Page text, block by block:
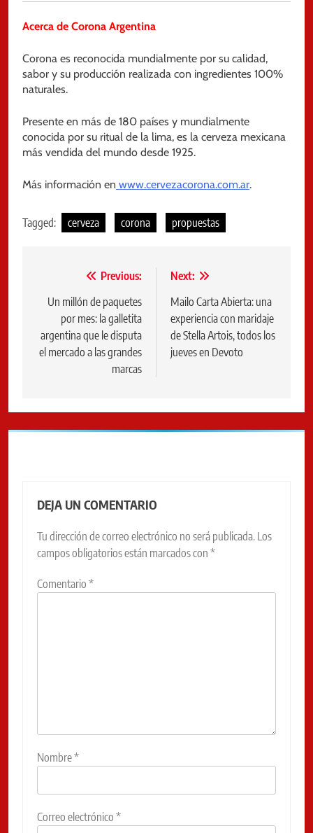
Acerca de Corona Argentina
Corona es reconocida mundialmente por su calidad,
sabor y su producción realizada con ingredientes 100%
naturales.
Presente en más de 180 países y mundialmente
conocida por su ritual de la lima, es la cerveza mexicana
más vendida del mundo desde 1925.
Más información en www.cervezacorona.com.ar.
Tagged: cerveza corona propuestas
Navegación
de
entradas
Previous:
Un millón de paquetes
por mes: la galletita
argentina que le disputa
el mercado a las grandes
marcas
Next:
Mailo Carta Abierta: una
experiencia con maridaje
de Stella Artois, todos los
jueves en Devoto
DEJA UN COMENTARIO
Tu dirección de correo electrónico no será publicada. Los
campos obligatorios están marcados con *
Comentario *
Nombre*
Correo electrónico *